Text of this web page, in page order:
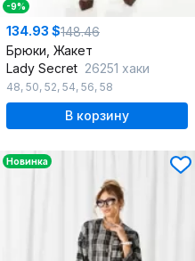
-9%
134.93 $148.46
Брюки, Жакет
Lady Secret 26251 хаки
48, 50, 52, 54, 56, 58
В корзину
Новинка